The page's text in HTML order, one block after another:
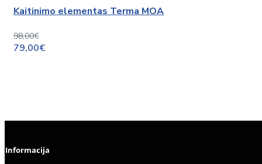
Kaitinimo elementas Terma MOA
98,00€
79,00€
Informacija